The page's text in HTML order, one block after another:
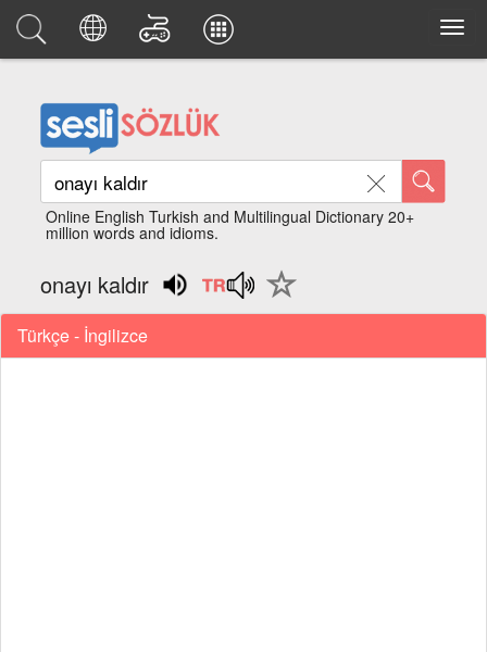
Online English Turkish and Multilingual Dictionary 20+
million words and idioms.
onayı kaldır
Türkçe - İngilizce